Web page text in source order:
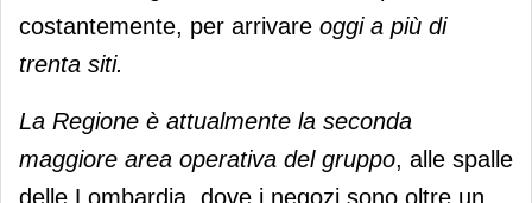
costantemente, per arrivare oggi a più di
trenta siti.
La Regione è attualmente la seconda
maggiore area operativa del gruppo, alle spalle
delle Lombardia, dove i negozi sono oltre un